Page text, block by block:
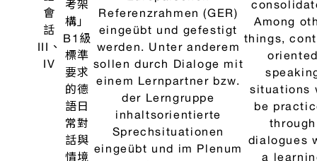
III、
IV
的標
準，
並幫
助學
生認
識與
瞭解
德語
系國
Diese Fertigkeiten
werden anhand von
Materialien vermittelt,
die darüber hinaus
aktuelle Themen aus
dem Bereich Kultur und
Gesellschaft der
deutschsprachigen
Länder ansprechen.
trained
These
taught
materials
also
current
in the
and